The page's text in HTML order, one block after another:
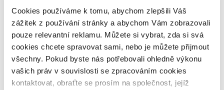
Cookies používáme k tomu, abychom zlepšili Váš
zážitek z používání stránky a abychom Vám zobrazovali
pouze relevantní reklamu. Můžete si vybrat, zda si svá
cookies chcete spravovat sami, nebo je můžete přijmout
všechny. Pokud byste nás potřebovali ohledně výkonu
vašich práv v souvislosti se zpracováním cookies
kontaktovat, obraťte se prosím na společnost, jejíž
Vyhledávání
Search
Cashback bonus of 1% on the first 90
days of investing on Bondster